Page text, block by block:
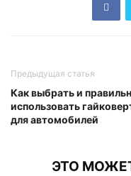
Предыдущая статья
Как выбрать и
использовать
для автомобилей
ЭТО